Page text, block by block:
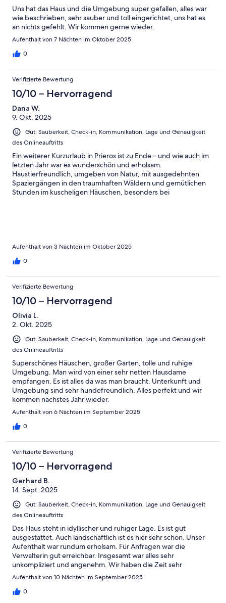
Uns hat das Haus und die Umgebung super gefallen, alles war
wie beschrieben, sehr sauber und toll eingerichtet, uns hat es
an nichts gefehlt. Wir kommen gerne wieder.
Aufenthalt von 7 Nächten im Oktober 2025
0
Verifizierte Bewertung
10/10 – Hervorragend
Dana W.
9. Okt. 2025
Gut: Sauberkeit, Check-in, Kommunikation, Lage und Genauigkeit
des Onlineauftritts
Ein weiterer Kurzurlaub in Prieros ist zu Ende – und wie auch im
letzten Jahr war es wunderschön und erholsam.
Haustierfreundlich, umgeben von Natur, mit ausgedehnten
Spaziergängen in den traumhaften Wäldern und gemütlichen
Stunden im kuscheligen Häuschen, besonders bei
Aufenthalt von 3 Nächten im Oktober 2025
0
Verifizierte Bewertung
10/10 – Hervorragend
Olivia L.
2. Okt. 2025
Gut: Sauberkeit, Check-in, Kommunikation, Lage und Genauigkeit
des Onlineauftritts
Superschönes Häuschen, großer Garten, tolle und ruhige
Umgebung. Man wird von einer sehr netten Hausdame
empfangen. Es ist alles da was man braucht. Unterkunft und
Umgebung sind sehr hundefreundlich. Alles perfekt und wir
kommen nächstes Jahr wieder.
Aufenthalt von 6 Nächten im September 2025
0
Verifizierte Bewertung
10/10 – Hervorragend
Gerhard B.
14. Sept. 2025
Gut: Sauberkeit, Check-in, Kommunikation, Lage und Genauigkeit
des Onlineauftritts
Das Haus steht in idyllischer und ruhiger Lage. Es ist gut
ausgestattet. Auch landschaftlich ist es hier sehr schön. Unser
Aufenthalt war rundum erholsam. Für Anfragen war die
Verwalterin gut erreichbar. Insgesamt war alles sehr
unkompliziert und angenehm. Wir haben die Zeit sehr
genossen.
Aufenthalt von 10 Nächten im September 2025
0